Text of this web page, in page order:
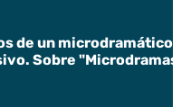
de un microdramático
Sobre "Microdramas".